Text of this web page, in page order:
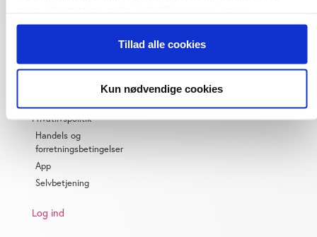
persondatapolitik. Du kan altid trække dit samtykke tilbage
eller ændre indstillinger fra vores "Cookiedeklaration", eller
ved at trykke på "Privacy trigger" ikonet.
Hvis du tillader det, vil vi også gerne:
der kan være nøjagtig inden for få meter
Identificere din enhed baseret på en scanning af
dens unikke karakteristika (fingerprinting)
Dine valg anvendes på hele websitet.
Vi bruger cookies til at tilpasse vores indhold og annoncer,
Tillad alle cookies
Kun nødvendige cookies
Privatlivspolitik
Handels og
forretningsbetingelser
App
Selvbetjening
Log ind